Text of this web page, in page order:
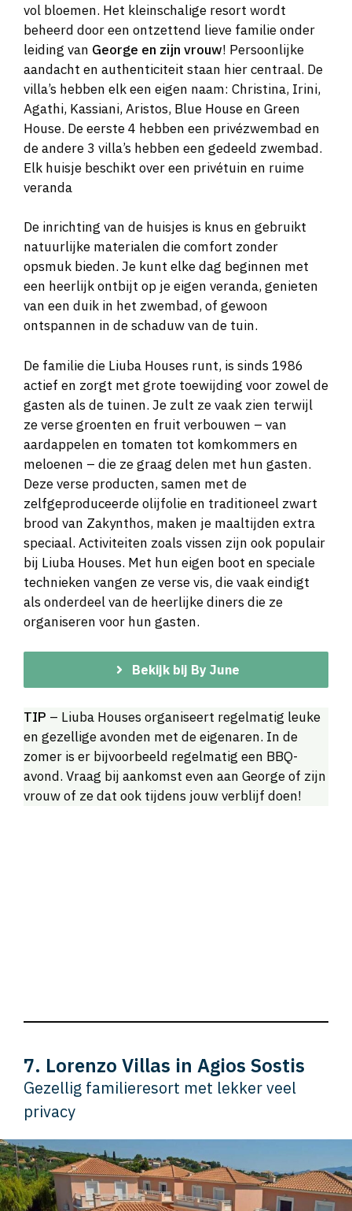
vol bloemen. Het kleinschalige resort wordt
beheerd door een ontzettend lieve familie onder
leiding van George en zijn vrouw! Persoonlijke
aandacht en authenticiteit staan hier centraal. De
villa’s hebben elk een eigen naam: Christina, Irini,
Agathi, Kassiani, Aristos, Blue House en Green
House. De eerste 4 hebben een privézwembad en
de andere 3 villa’s hebben een gedeeld zwembad.
Elk huisje beschikt over een privétuin en ruime
veranda
De inrichting van de huisjes is knus en gebruikt
natuurlijke materialen die comfort zonder
opsmuk bieden. Je kunt elke dag beginnen met
een heerlijk ontbijt op je eigen veranda, genieten
van een duik in het zwembad, of gewoon
ontspannen in de schaduw van de tuin.
De familie die Liuba Houses runt, is sinds 1986
actief en zorgt met grote toewijding voor zowel de
gasten als de tuinen. Je zult ze vaak zien terwijl
ze verse groenten en fruit verbouwen – van
aardappelen en tomaten tot komkommers en
meloenen – die ze graag delen met hun gasten.
Deze verse producten, samen met de
zelfgeproduceerde olijfolie en traditioneel zwart
brood van Zakynthos, maken je maaltijden extra
speciaal. Activiteiten zoals vissen zijn ook populair
bij Liuba Houses. Met hun eigen boot en speciale
technieken vangen ze verse vis, die vaak eindigt
als onderdeel van de heerlijke diners die ze
organiseren voor hun gasten.
Bekijk bij By June
TIP – Liuba Houses organiseert regelmatig leuke
en gezellige avonden met de eigenaren. In de
zomer is er bijvoorbeeld regelmatig een BBQ-
avond. Vraag bij aankomst even aan George of zijn
vrouw of ze dat ook tijdens jouw verblijf doen!
7. Lorenzo Villas in Agios Sostis
Gezellig familieresort met lekker veel
privacy